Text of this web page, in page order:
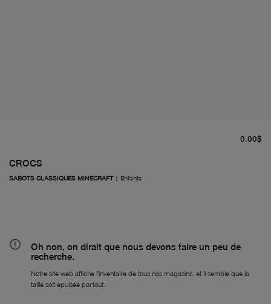
CROCS
SABOTS CLASSIQUES MINECRAFT| Enfants
0.00$
Oh non, on dirait que nous devons faire un peu de
recherche.
Notre site web affiche l'inventaire de tous nos magasins, et il semble que la
taille soit épuisée partout.